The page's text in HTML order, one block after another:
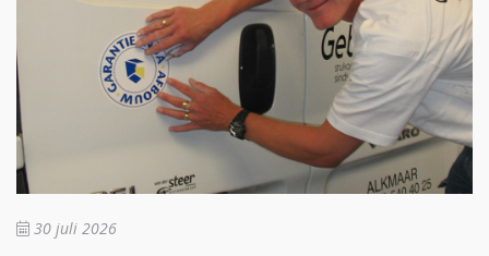
30 juli 2026